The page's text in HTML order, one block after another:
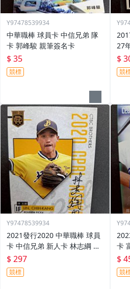
Y97478539934
中華職棒 球員卡 中信兄弟 隊
卡 郭峰駿 親筆簽名卡
$ 35
競標
27
親
$
競
Y97478539934
2021發行2020 中華職棒 球員
卡 中信兄弟 新人卡 林志綱 親
筆簽名卡 RC35
$ 297
競標
卡
筆
$
競